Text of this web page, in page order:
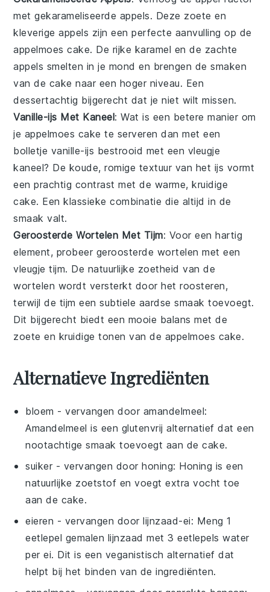
met gekarameliseerde appels. Deze zoete en
kleverigeappels zijn een perfecte aanvulling op de
appelmoes cake. De rijke karamel en de zachte
appels smelten in je mond en brengen de smaken
van de cake naar een hoger niveau. Een
dessertachtig bijgerecht dat je niet wilt missen.
Vanille-ijs Met Kaneel: Wat is een betere manier om
je appelmoes cake te serveren dan met een
bolletje vanille-ijs bestrooid met een vleugje
kaneel? De koude, romige textuur van het ijs vormt
een prachtig contrast met de warme, kruidige
cake. Een klassieke combinatie die altijd in de
smaak valt.
Geroosterde Wortelen Met Tijm: Voor een hartig
element, probeer geroosterde wortelen met een
vleugjetijm. De natuurlijke zoetheid van de
wortelen wordt versterkt door het roosteren,
terwijl de tijm een subtiele aardse smaak toevoegt.
Dit bijgerecht biedt een mooie balans met de
zoete en kruidige tonen van de appelmoes cake.
Alternatieve Ingrediënten
bloem - vervangen door amandelmeel:
Amandelmeel is een glutenvrij alternatief dat een
nootachtige smaak toevoegt aan de cake.
suiker - vervangen doorhoning: Honing is een
natuurlijke zoetstof en voegt extra vocht toe
aan de cake.
eieren - vervangen doorlijnzaad-ei: Meng 1
eetlepel gemalen lijnzaad met 3 eetlepels water
per ei. Dit is een veganistisch alternatief dat
helpt bij het binden van de ingrediënten.